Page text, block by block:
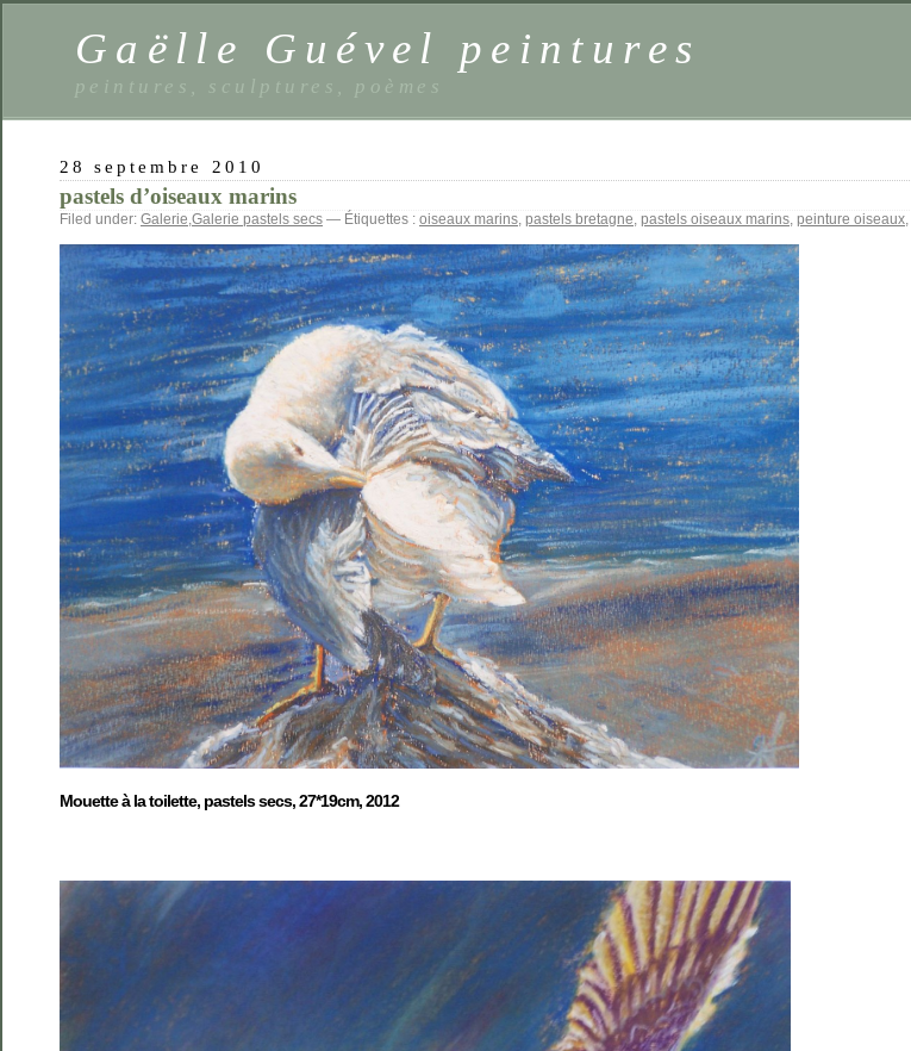
Gaëlle Guével peintures
peintures, sculptures, poèmes
28 septembre 2010
pastels d’oiseaux marins
Filed under: Galerie,Galerie pastels secs — Étiquettes : oiseaux marins, pastels bretagne, pastels oiseaux marins, peinture oiseaux,
Mouette à la toilette, pastels secs, 27*19cm, 2012